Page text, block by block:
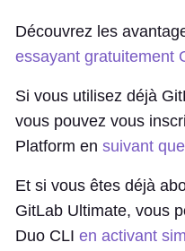
Découvrez les
essayant gratuitement
Si vous utilisez déjà
vous pouvez vous
Platform en suivant
Et si vous êtes déjà
GitLab Ultimate, vous
Duo CLI en activant